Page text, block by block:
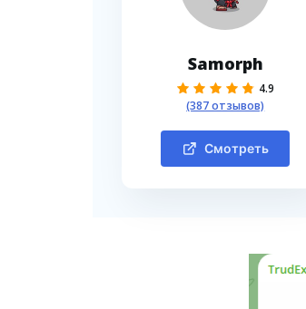
Samorph
4.9
(387 отзывов)
Смотреть